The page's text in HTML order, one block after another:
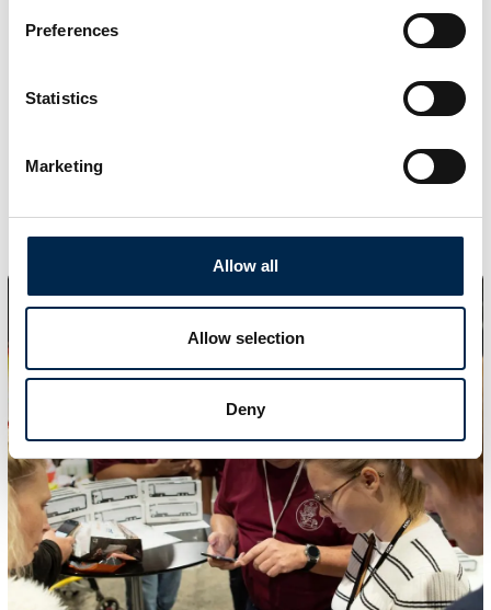
Preferences
Statistics
Marketing
Allow all
Allow selection
Deny
RC Trucks